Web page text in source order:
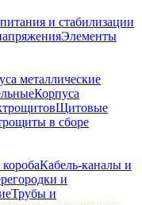
и стабилизации
Элементы
металлические
Корпуса
Щитовые
в сборе
Кабель-каналы и
и
Трубы и